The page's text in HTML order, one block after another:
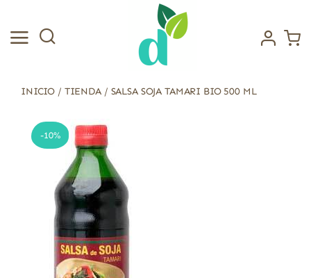
contenido
INICIO / TIENDA/ SALSA SOJA TAMARI BIO 500 ML
-10%